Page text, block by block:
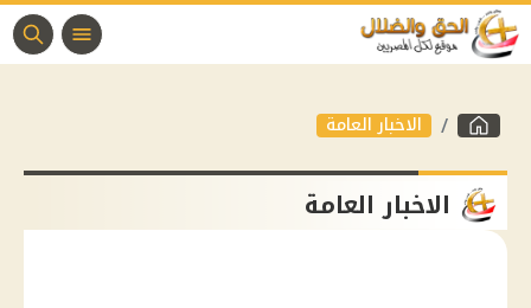
الاخبار العامة
الاخبار العامة